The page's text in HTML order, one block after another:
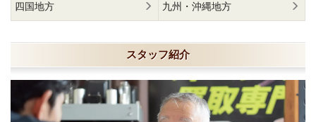
四国地方 九州・沖縄地方
スタッフ紹介